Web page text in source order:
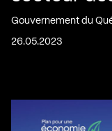
Gouvernement du
26.05.2023